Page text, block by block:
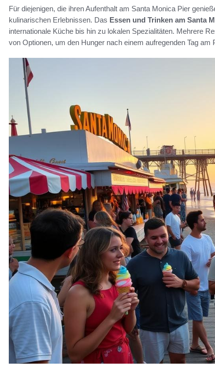
Für diejenigen, die ihren Aufenthalt am Santa Monica Pier
kulinarischen Erlebnissen. Das Essen und Trinken am Santa
internationale Küche bis hin zu lokalen Spezialitäten. Mehrere
von Optionen, um den Hunger nach einem aufregenden Tag am